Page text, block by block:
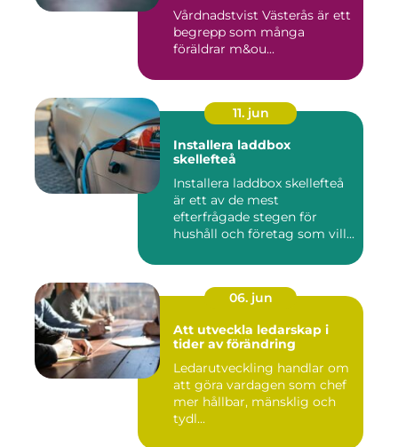
Vårdnadstvist Västerås är ett
begrepp som många
föräldrar m&ou...
11. jun
Installera laddbox
skellefteå
Installera laddbox skellefteå
är ett av de mest
efterfrågade stegen för
hushåll och företag som vill...
06. jun
Att utveckla ledarskap i
tider av förändring
Ledarutveckling handlar om
att göra vardagen som chef
mer hållbar, mänsklig och
tydl...